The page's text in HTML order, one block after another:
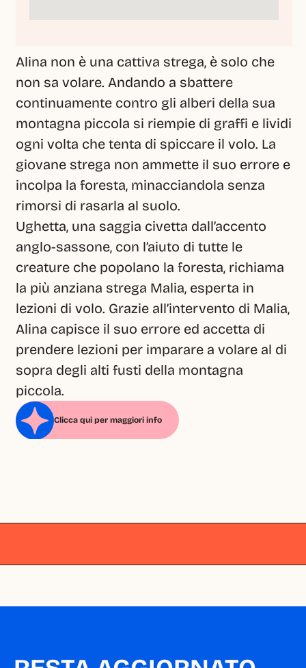
Alina non è una cattiva strega, è solo che
non sa volare. Andando a sbattere
continuamente contro gli alberi della sua
montagna piccola si riempie di graffi e lividi
ogni volta che tenta di spiccare il volo. La
giovane strega non ammette il suo errore e
incolpa la foresta, minacciandola senza
rimorsi di rasarla al suolo.
Ughetta, una saggia civetta dall’accento
anglo-sassone, con l’aiuto di tutte le
creature che popolano la foresta, richiama
la più anziana strega Malia, esperta in
lezioni di volo. Grazie all’intervento di Malia,
Alina capisce il suo errore ed accetta di
prendere lezioni per imparare a volare al di
sopra degli alti fusti della montagna
piccola.
Clicca qui per maggiori info